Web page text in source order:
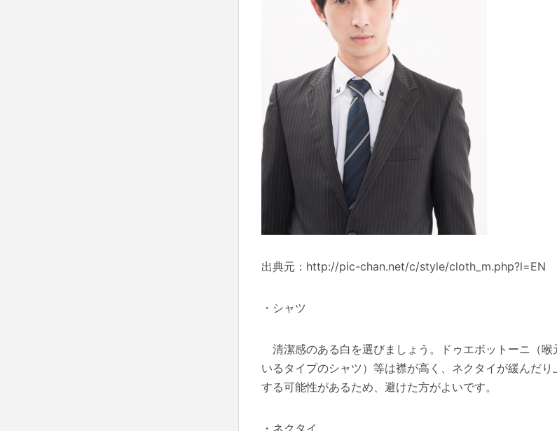
出典元： http://pic-chan.net/c/style/cloth_m.php?l=EN
・シャツ
清潔感のある白を選びましょう。ドゥエボットーニ（喉
いるタイプのシャツ）等は襟が高く、ネクタイが緩んだり
する可能性があるため、避けた方がよいです。
・ネクタイ